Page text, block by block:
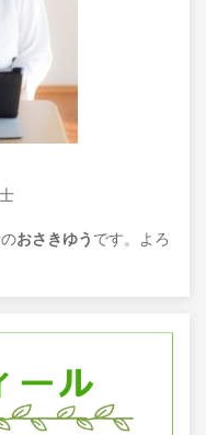
おさきゆう です。よろ